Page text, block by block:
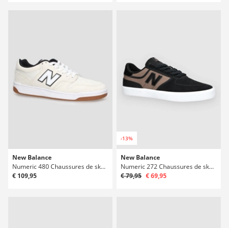
New Balance
Numeric 480 Chaussures de skate
€ 109,95
-13%
New Balance
Numeric 272 Chaussures de skate
€ 79,95 € 69,95